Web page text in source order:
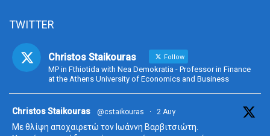
TWITTER
Christos Staikouras Follow
MP in Fthiotida with Nea Demokratia - Professor in Finance
at the Athens University of Economics and Business
Christos Staikouras @cstaikouras · 2 Αυγ
Με θλίψη αποχαιρετώ τον Ιωάννη Βαρβιτσιώτη.